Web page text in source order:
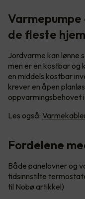
de fleste hjem
Jordvarme kan lønne
men er en kostbar og
en middels kostbar
krever en åpen
oppvarmingsbehovet
Les også:
Fordelene
Både panelovner og
tidsinnstilte
til Nobø artikkel)